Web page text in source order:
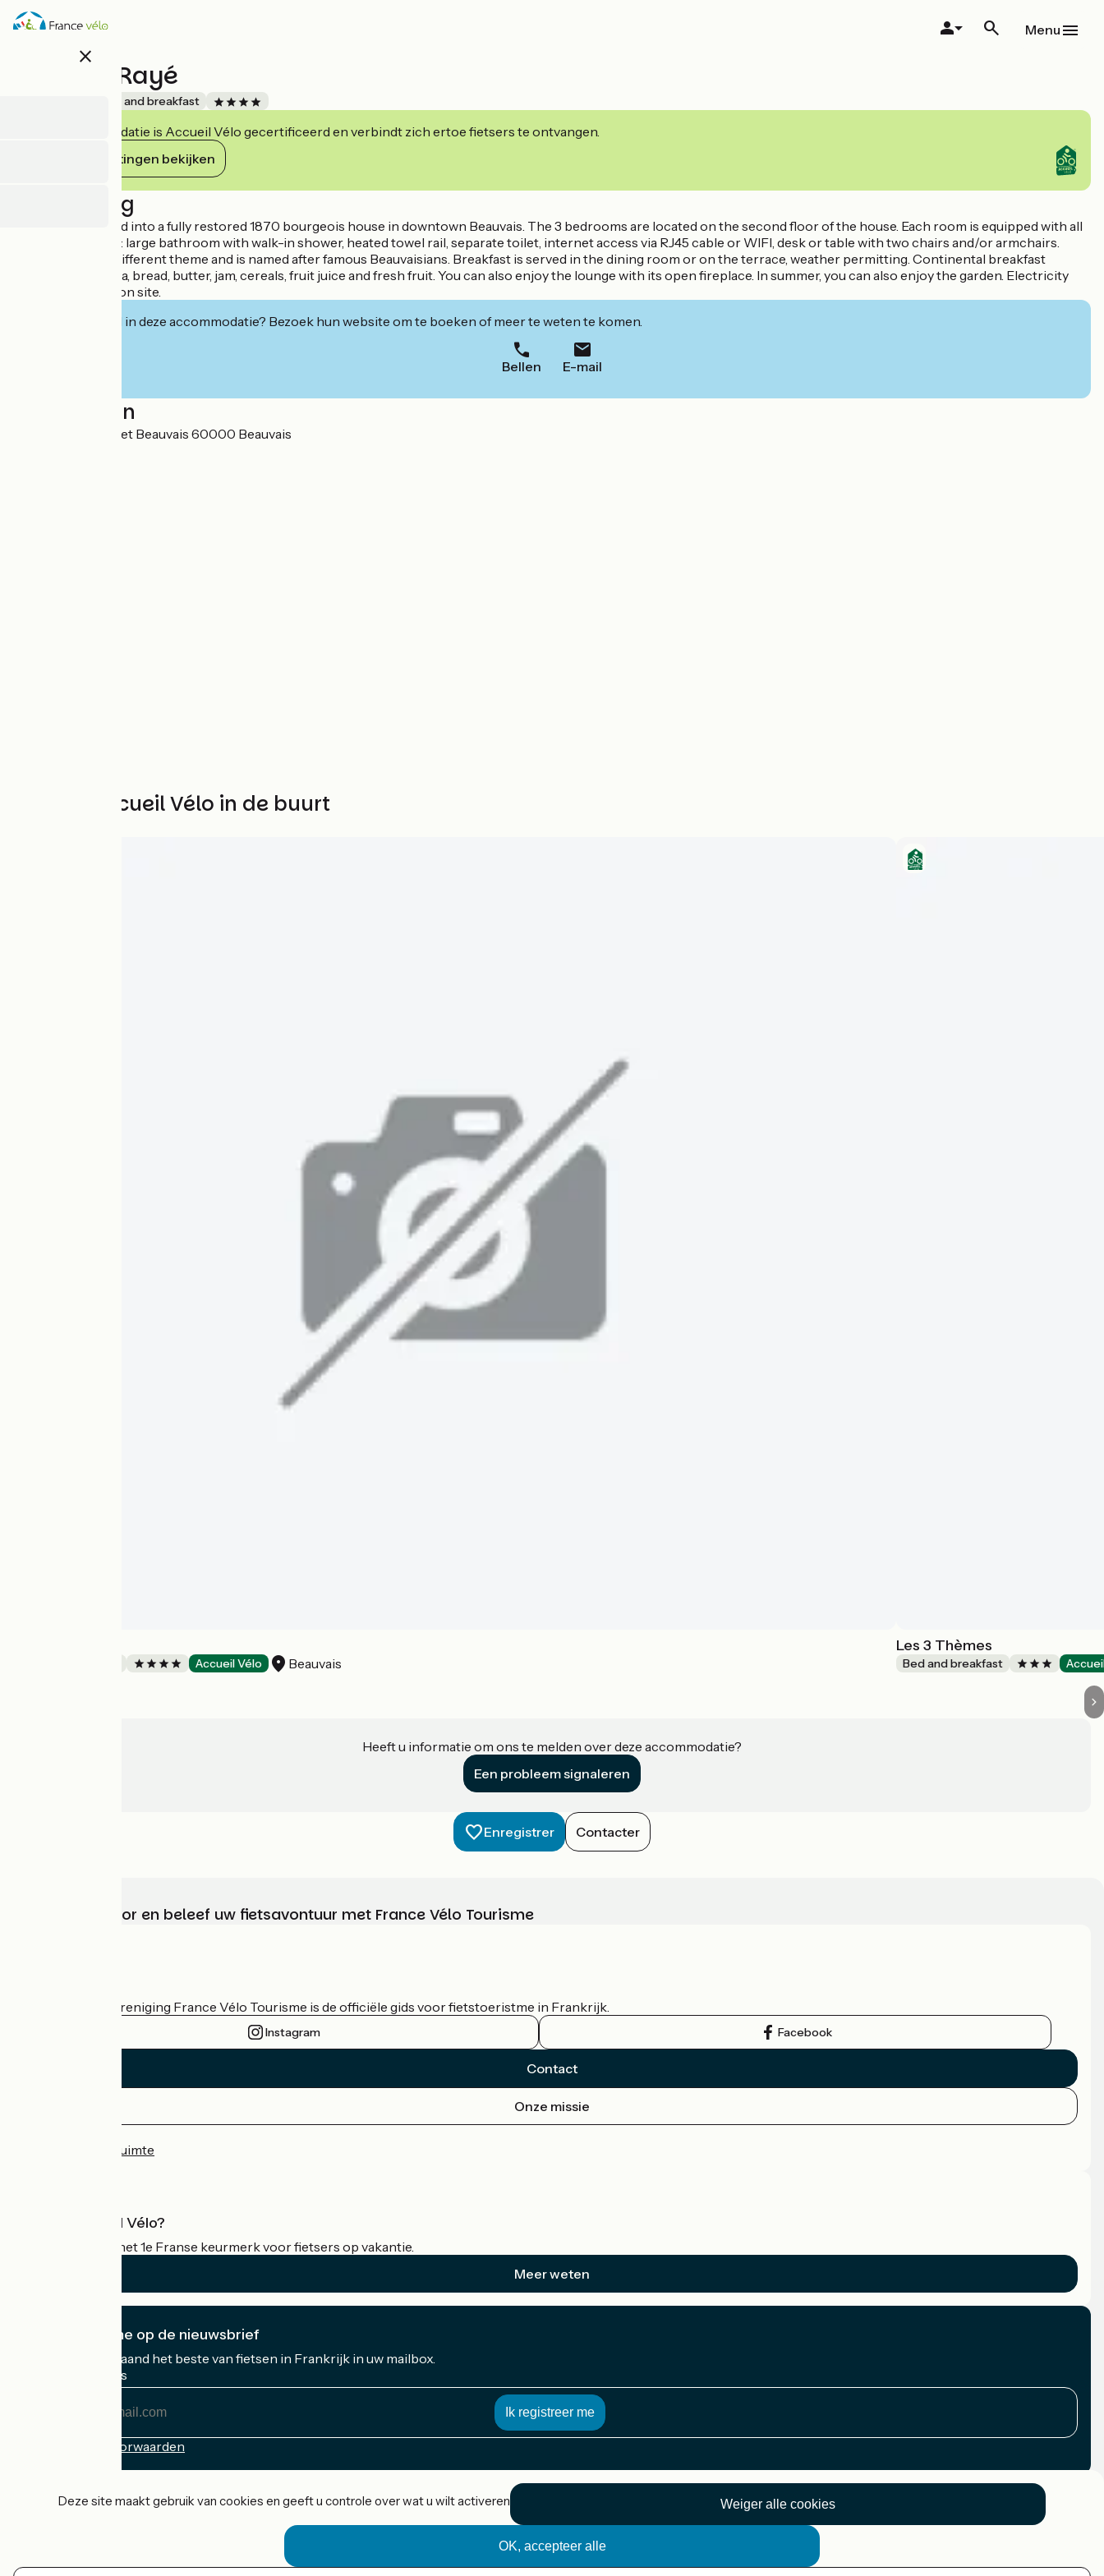
Overslaan
en
close
Menu
Le Rhino Rayé
Bed and breakfast
Deze accommodatie is Accueil Vélo gecertificeerd en verbindt zich ertoe fietsers te ontvangen.
Haar verplichtingen bekijken
Beschrijving
You'll be welcomed into a fully restored 1870 bourgeois house in downtown Beauvais. The 3 bedrooms are located on the second floor of the house. Each room is equipped with all
modern comforts: large bathroom with walk-in shower, heated towel rail, separate toilet, internet access via RJ45 cable or WIFI, desk or table with two chairs and/or armchairs.
Each room has a different theme and is named after famous Beauvaisians. Breakfast is served in the dining room or on the terrace, weather permitting. Continental breakfast
includes coffee, tea, bread, butter, jam, cereals, fruit juice and fresh fruit. You can also enjoy the lounge with its open fireplace. In summer, you can also enjoy the garden. Electricity
recharging point on site.
Geïnteresseerd in deze accommodatie? Bezoek hun website om te boeken of meer te weten te komen.
Bellen E-mail
Localisation
6 rue Jules Michelet Beauvais 60000 Beauvais
Andere Accueil Vélo in de buurt
Accueil Vélo Beauvais
Les 3 Thèmes
Bed and breakfast
Heeft u informatie om ons te melden over deze accommodatie?
Een probleem signaleren
Enregistrer Contacter
Kies, bereid voor en beleef uw fietsavontuur met France Vélo Tourisme
De nationale vereniging France Vélo Tourisme is de officiële gids voor fietstoeristme in Frankrijk.
Instagram Facebook
Contact
Onze missie
Professionele ruimte
Wat is Accueil Vélo?
Accueil Vélo is het 1e Franse keurmerk voor fietsers op vakantie.
Meer weten
Ik abonneer me op de nieuwsbrief
Ontvang elke maand het beste van fietsen in Frankrijk in uw mailbox.
Mijn e-mailadres
Inschrijvingsvoorwaarden
Deze site maakt gebruik van cookies en geeft u controle over wat u wilt activeren
OK, accepteer alle
Weiger alle cookies